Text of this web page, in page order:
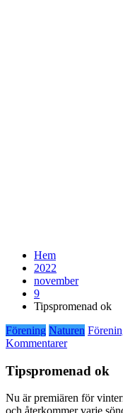
Hem
2022
november
9
Tipspromenad ok
Förening Naturen
Kommentarer
Tipspromenad ok
Nu är premiären för